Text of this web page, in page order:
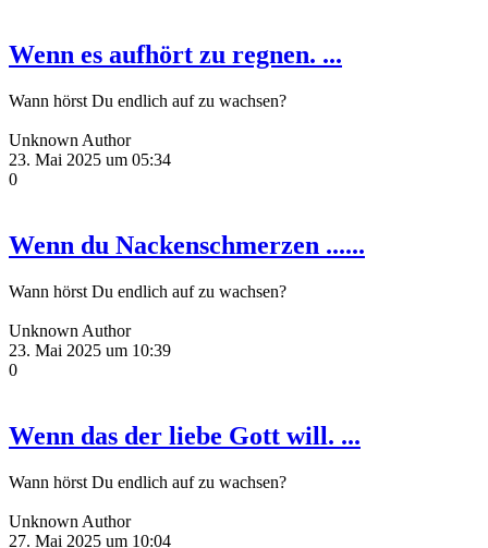
Wenn es aufhört zu regnen. ...
Wann hörst Du endlich auf zu wachsen?
Unknown Author
23. Mai 2025 um 05:34
0
Wenn du Nackenschmerzen ......
Wann hörst Du endlich auf zu wachsen?
Unknown Author
23. Mai 2025 um 10:39
0
Wenn das der liebe Gott will. ...
Wann hörst Du endlich auf zu wachsen?
Unknown Author
27. Mai 2025 um 10:04